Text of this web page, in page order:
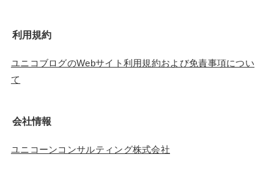
利用規約
ユニコブログのWebサイト利用規約および免責事項につい
て
会社情報
ユニコーンコンサルティング株式会社